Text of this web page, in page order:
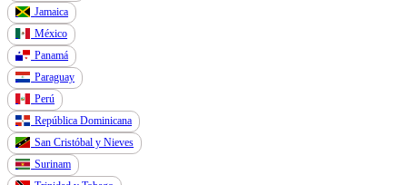
Jamaica
México
Panamá
Paraguay
Perú
República Dominicana
San Cristóbal y Nieves
Surinam